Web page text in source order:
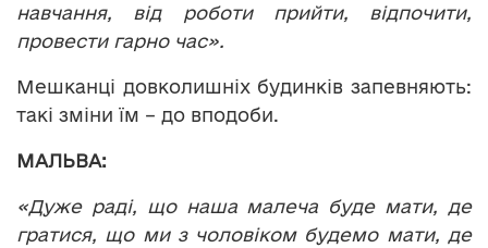
навчання, від роботи прийти, відпочити,
провести гарно час».
Мешканці довколишніх будинків запевняють:
такі зміни їм – до вподоби.
МАЛЬВА:
«Дуже раді, що наша малеча буде мати, де
гратися, що ми з чоловіком будемо мати, де